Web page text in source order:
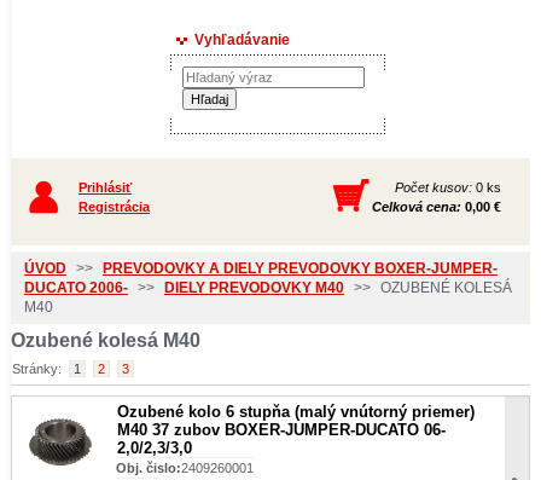
Vyhľadávanie
Prihlásiť
Registrácia
Počet kusov: 0 ks
Celková cena: 0,00 €
ÚVOD >>
PREVODOVKY A DIELY PREVODOVKY BOXER-JUMPER-
DUCATO 2006- >> DIELY PREVODOVKY M40 >> OZUBENÉ KOLESÁ
M40
Ozubené kolesá M40
Stránky: 1 2 3
Ozubené kolo 6 stupňa (malý vnútorný priemer)
M40 37 zubov BOXER-JUMPER-DUCATO 06-
2,0/2,3/3,0
Obj. čislo:2409260001